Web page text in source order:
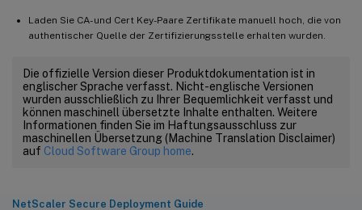
Laden Sie CA- und Cert Key-Paare Zertifikate manuell hoch, die von
authentischer Quelle der Zertifizierungsstelle erhalten wurden.
Die offizielle Version dieser Produktdokumentation ist in
englischer Sprache verfasst. Nicht-englische Versionen
wurden ausschließlich zu Ihrer Bequemlichkeit verfasst und
können maschinell übersetzte Inhalte enthalten. Weitere
Informationen finden Sie im Haftungsausschluss zur
maschinellen Übersetzung (Machine Translation Disclaimer)
auf Cloud Software Group home.
NetScaler Secure Deployment Guide